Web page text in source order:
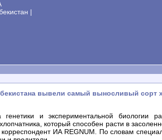
|
вывели самый выносливый сорт
генетики и экспериментальной биологии
который способен расти в
ИА REGNUM. По словам